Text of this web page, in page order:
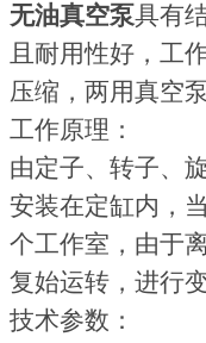
无油真空泵具有
且耐用性好，工
压缩，两用真空
工作原理：
由定子、转子、
安装在定缸内，
个工作室，由于
复始运转，进行
技术参数：